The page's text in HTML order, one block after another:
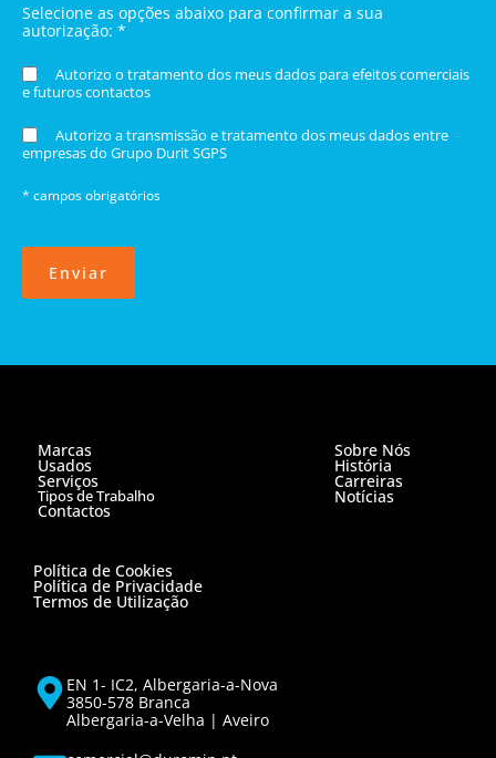
Selecione as opções abaixo para confirmar a sua
autorização: *
Autorizo o tratamento dos meus dados para efeitos comerciais
e futuros contactos
Autorizo a transmissão e tratamento dos meus dados entre
empresas do Grupo Durit SGPS
* campos obrigatórios
Enviar
Marcas
Usados
Serviços
Tipos de Trabalho
Contactos
Sobre Nós
História
Carreiras
Notícias
Política de Cookies
Política de Privacidade
Termos de Utilização
EN 1- IC2, Albergaria-a-Nova
3850-578 Branca
Albergaria-a-Velha | Aveiro